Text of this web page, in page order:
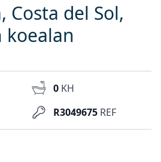
Costa del Sol,
koealan
R3049675 REF
0 KH